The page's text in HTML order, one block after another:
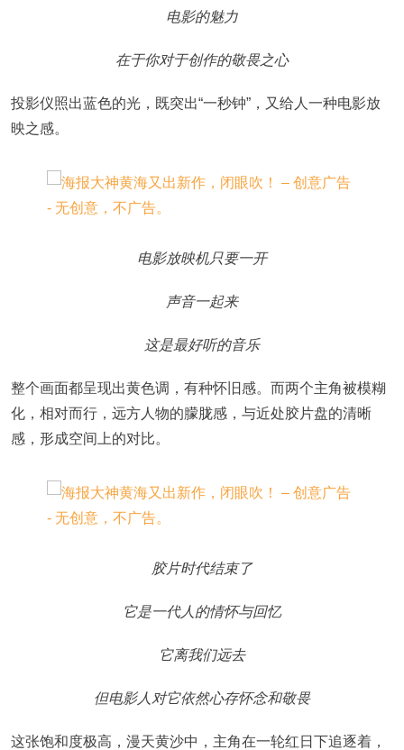
电影的魅力
在于你对于创作的敬畏之心
投影仪照出蓝色的光，既突出“一秒钟”，又给人一种电影放
映之感。
电影放映机只要一开
声音一起来
这是最好听的音乐
整个画面都呈现出黄色调，有种怀旧感。而两个主角被模糊
化，相对而行，远方人物的朦胧感，与近处胶片盘的清晰
感，形成空间上的对比。
胶片时代结束了
它是一代人的情怀与回忆
它离我们远去
但电影人对它依然心存怀念和敬畏
这张饱和度极高，漫天黄沙中，主角在一轮红日下追逐着，